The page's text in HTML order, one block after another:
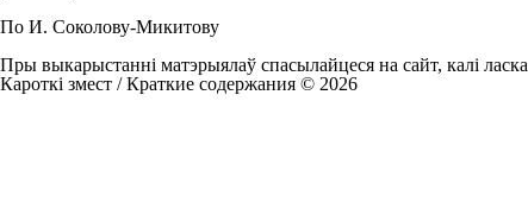
По И. Соколову-Микитову
Пры выкарыстанні матэрыялаў спасылайцеся на сайт, калі ласка
Кароткі змест / Краткие содержания © 2026